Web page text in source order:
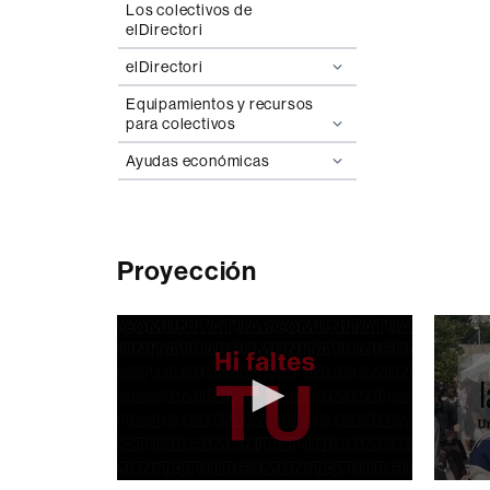
Los colectivos de
elDirectori
elDirectori
Equipamientos y recursos
para colectivos
Ayudas económicas
Proyección